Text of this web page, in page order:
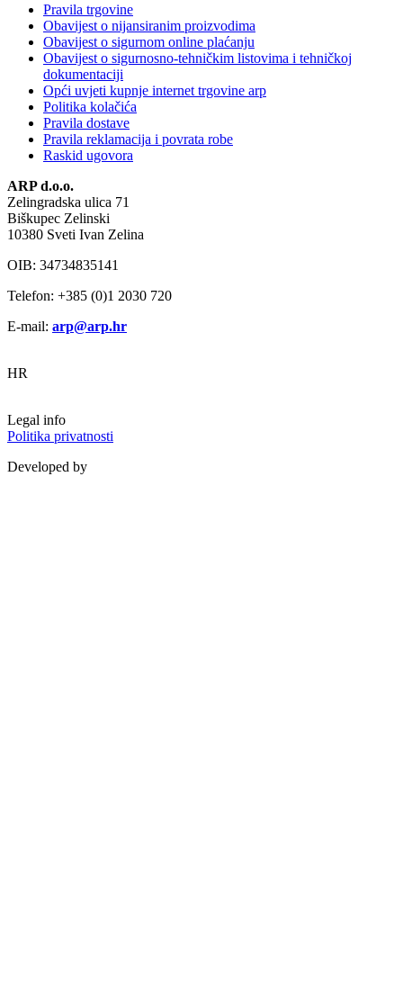
Pravila trgovine
Obavijest o nijansiranim proizvodima
Obavijest o sigurnom online plaćanju
Obavijest o sigurnosno-tehničkim listovima i tehničkoj
dokumentaciji
Opći uvjeti kupnje internet trgovine arp
Politika kolačića
Pravila dostave
Pravila reklamacija i povrata robe
Raskid ugovora
ARP d.o.o.
Zelingradska ulica 71
Biškupec Zelinski
10380 Sveti Ivan Zelina
OIB: 34734835141
Telefon: +385 (0)1 2030 720
E-mail: arp@arp.hr
HR
Legal info
Politika privatnosti
Developed by